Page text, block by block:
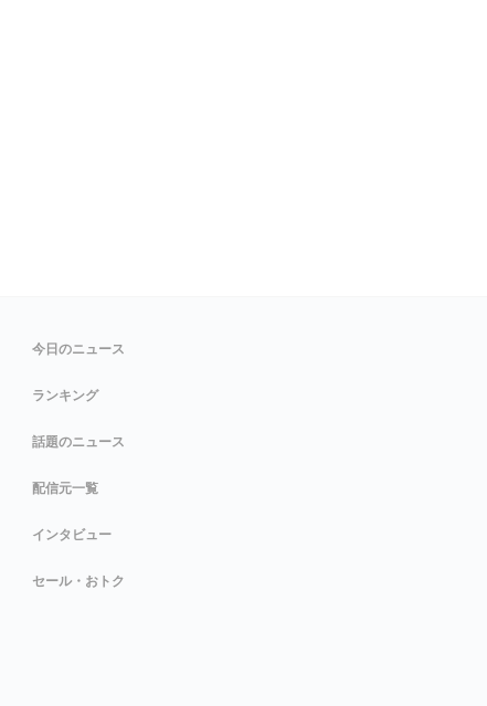
今日のニュース
ランキング
話題のニュース
配信元一覧
インタビュー
セール・おトク